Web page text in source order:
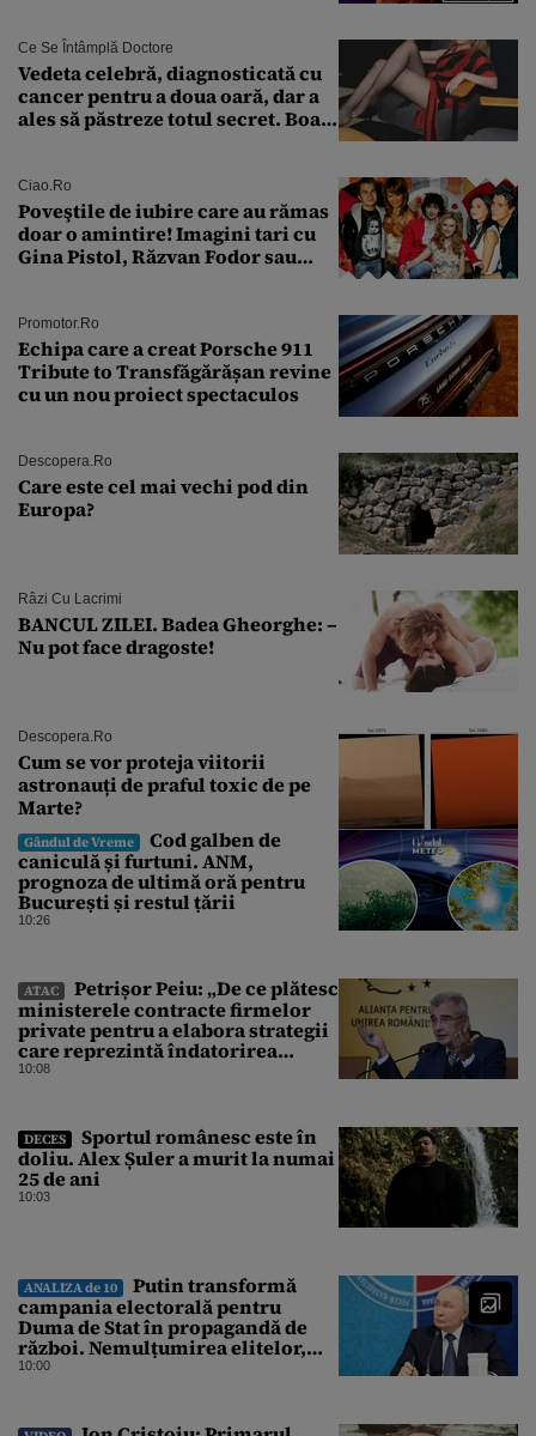
Ce Se Întâmplă Doctore
Vedeta celebră, diagnosticată cu
cancer pentru a doua oară, dar a
ales să păstreze totul secret. Boala
Ciao.ro
Poveştile de iubire care au rămas
doar o amintire! Imagini tari cu
Gina Pistol, Răzvan Fodor sau
Promotor.ro
Echipa care a creat Porsche 911
Tribute to Transfăgărășan revine
cu un nou proiect spectaculos
Descopera.ro
Care este cel mai vechi pod din
Europa?
Râzi Cu Lacrimi
BANCUL ZILEI. Badea Gheorghe: –
Nu pot face dragoste!
Descopera.ro
Cum se vor proteja viitorii
astronauți de praful toxic de pe
Marte?
Gândul de Vreme
Cod galben de
caniculă și furtuni. ANM,
prognoza de ultimă oră pentru
București și restul țării
10:26
ATAC
Petrișor Peiu: „De ce plătesc
ministerele contracte firmelor
private pentru a elabora strategii
care reprezintă îndatorirea
angajaților din minister?”
10:08
DECES
Sportul românesc este în
doliu. Alex Șuler a murit la numai
25 de ani
10:03
ANALIZA de 10
Putin transformă
campania electorală pentru
Duma de Stat în propagandă de
război. Nemulțumirea elitelor,
tratată cu indiferență la Kremlin
10:00